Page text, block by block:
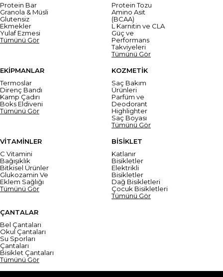
Protein Bar
Granola & Müsli
Glutensiz
Ekmekler
Yulaf Ezmesi
Tümünü Gör
Protein Tozu
Amino Asit
(BCAA)
L Karnitin ve CLA
Güç ve
Performans
Takviyeleri
Tümünü Gör
EKİPMANLAR
Termoslar
Direnç Bandı
Kamp Çadırı
Boks Eldiveni
Tümünü Gör
KOZMETİK
Saç Bakım
Ürünleri
Parfüm ve
Deodorant
Highlighter
Saç Boyası
Tümünü Gör
VİTAMİNLER
C Vitamini
Bağışıklık
Bitkisel Ürünler
Glukozamin Ve
Eklem Sağlığı
Tümünü Gör
BİSİKLET
Katlanır
Bisikletler
Elektrikli
Bisikletler
Dağ Bisikletleri
Çocuk Bisikletleri
Tümünü Gör
ÇANTALAR
Bel Çantaları
Okul Çantaları
Su Sporları
Çantaları
Bisiklet Çantaları
Tümünü Gör